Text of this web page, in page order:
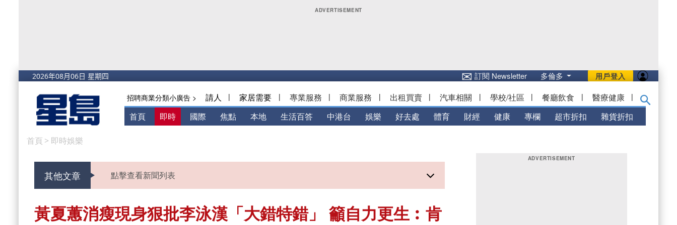
用戶登入
✉訂閱 Newsletter 多倫多
招聘商業分類小廣告 > 請人 | 家居需要 | 專業服務 | 商業服務 | 出租買賣 | 汽車相關 | 學校/社區 | 餐廳飲食 | 醫療健康 |
首頁 即時 國際 焦點 本地 生活百答 中港台 娛樂 好去處 體育 財經 健康 專欄 超市折扣 雜貨折扣
首頁 > 即時娛樂
其他文章 點擊查看新聞列表
黃夏蕙消瘦現身狠批李泳漢「大錯特錯」 籲自力更生︰肯